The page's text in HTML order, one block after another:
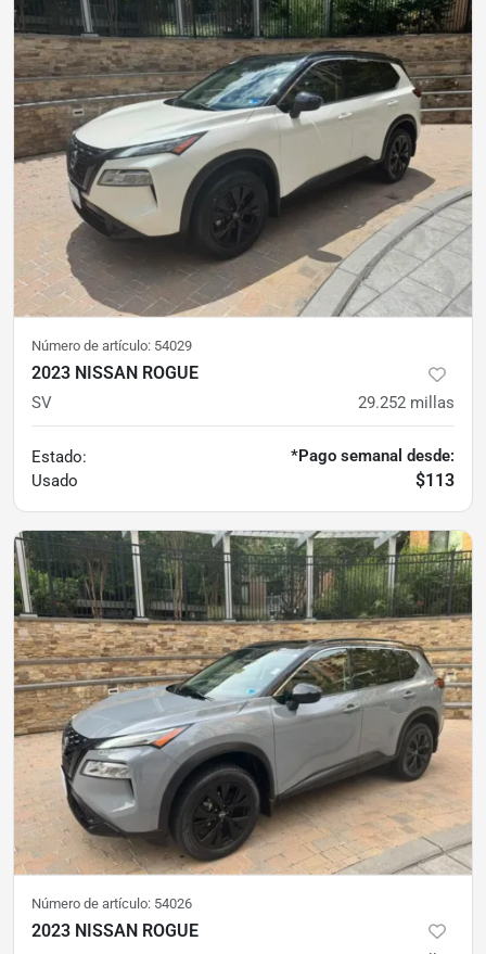
Número de artículo: 54029
2023 NISSAN ROGUE
SV 29.252 millas
Estado:
Usado
*Pago semanal desde:
$113
Número de artículo: 54026
2023 NISSAN ROGUE